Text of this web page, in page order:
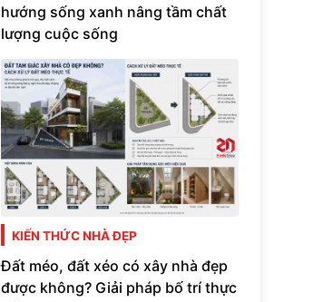
hướng sống xanh nâng tầm chất
lượng cuộc sống
KIẾN THỨC NHÀ ĐẸP
Đất méo, đất xéo có xây nhà đẹp
được không? Giải pháp bố trí thực